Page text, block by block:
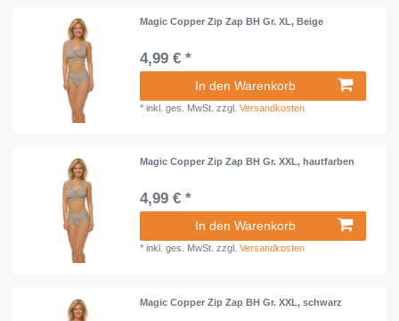
Magic Copper Zip Zap BH Gr. XL, Beige
4,99 € *
In den Warenkorb
*inkl. ges. MwSt. zzgl.Versandkosten
Magic Copper Zip Zap BH Gr. XXL, hautfarben
4,99 € *
In den Warenkorb
*inkl. ges. MwSt. zzgl.Versandkosten
Magic Copper Zip Zap BH Gr. XXL, schwarz